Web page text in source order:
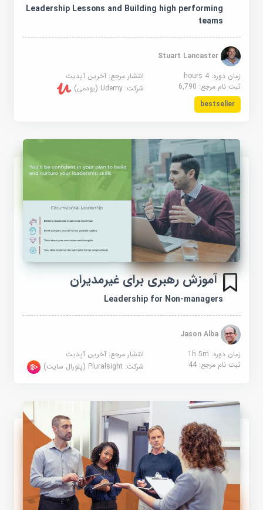
Leadership Lessons and Building high performing
teams
Stuart Lancaster
زمان دوره: 4 hours
انتشار مرجع:آخرین آپدیت
ثبت نام مرجع:6,790 شرکت:Udemy (یودمی)
bestseller
آموزش رهبری برای غیرمدیران
Leadership for Non-managers
Jason Alba
زمان دوره: 1h 5m
انتشار مرجع:آخرین آپدیت
ثبت نام مرجع:44 شرکت:Pluralsight (پلورال سایت)